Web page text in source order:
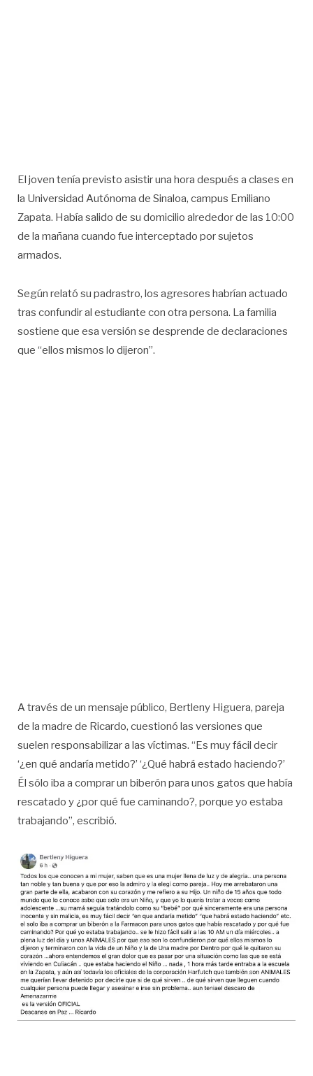
El joven tenía previsto asistir una hora después a clases en
la Universidad Autónoma de Sinaloa, campus Emiliano
Zapata. Había salido de su domicilio alrededor de las 10:00
de la mañana cuando fue interceptado por sujetos
armados.
Según relató su padrastro, los agresores habrían actuado
tras confundir al estudiante con otra persona. La familia
sostiene que esa versión se desprende de declaraciones
que “ellos mismos lo dijeron”.
A través de un mensaje público, Bertleny Higuera, pareja
de la madre de Ricardo, cuestionó las versiones que
suelen responsabilizar a las víctimas. “Es muy fácil decir
‘¿en qué andaría metido?’ ‘¿Qué habrá estado haciendo?’
Él sólo iba a comprar un biberón para unos gatos que había
rescatado y ¿por qué fue caminando?, porque yo estaba
trabajando”, escribió.